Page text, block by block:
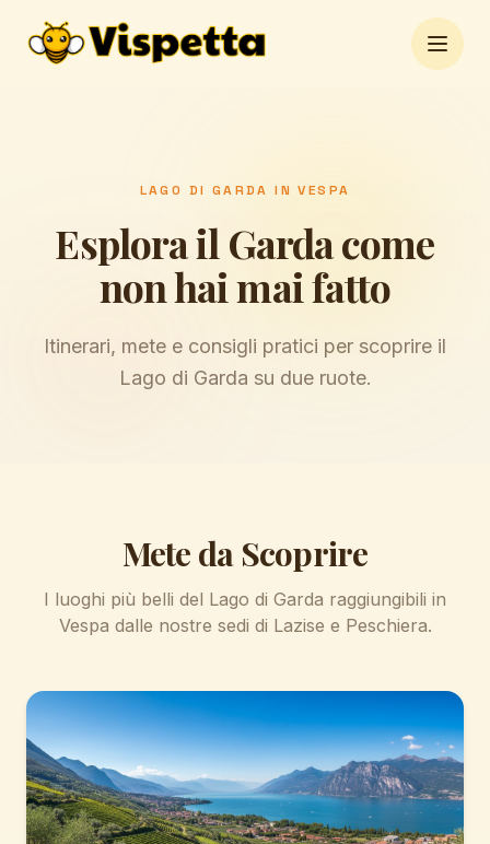
Open
LAGO DI GARDA IN VESPA
Esplora il Garda come
non hai mai fatto
Itinerari, mete e consigli pratici per scoprire il
Lago di Garda su due ruote.
Mete da Scoprire
I luoghi più belli del Lago di Garda raggiungibili in
Vespa dalle nostre sedi di Lazise e Peschiera.